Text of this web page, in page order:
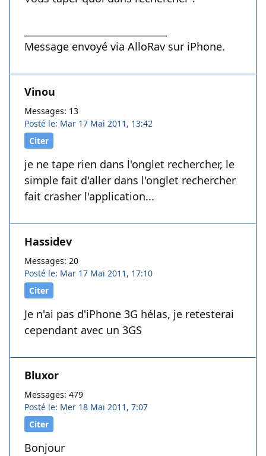
Message envoyé via AlloRav sur iPhone.
Vinou
Messages: 13
Posté le: Mar 17 Mai 2011, 13:42
Citer
je ne tape rien dans l'onglet rechercher, le
simple fait d'aller dans l'onglet rechercher
fait crasher l'application...
Hassidev
Messages: 20
Posté le: Mar 17 Mai 2011, 17:10
Citer
Je n'ai pas d'iPhone 3G hélas, je retesterai
cependant avec un 3GS
Bluxor
Messages: 479
Posté le: Mer 18 Mai 2011, 7:07
Citer
Bonjour